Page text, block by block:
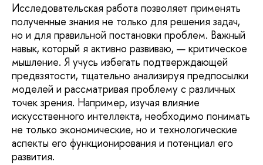
Исследовательская работа позволяет применять
полученные знания не только для решения задач,
но и для правильной постановки проблем. Важный
навык, который я активно развиваю, — критическое
мышление. Я учусь избегать подтверждающей
предвзятости, тщательно анализируя предпосылки
моделей и рассматривая проблему с различных
точек зрения. Например, изучая влияние
искусственного интеллекта, необходимо понимать
не только экономические, но и технологические
аспекты его функционирования и потенциал его
развития.